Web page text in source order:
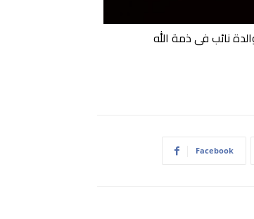
نائب في ذمة الله
Facebook